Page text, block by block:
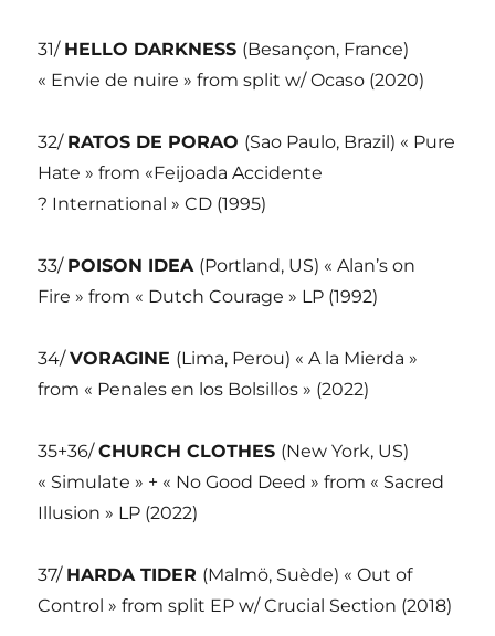
31/ HELLO DARKNESS (Besançon, France)
« Envie de nuire » from split w/ Ocaso (2020)
32/ RATOS DE PORAO (Sao Paulo, Brazil) « Pure
Hate » from «Feijoada Accidente
? International » CD (1995)
33/ POISON IDEA (Portland, US) « Alan’s on
Fire » from « Dutch Courage » LP (1992)
34/VORAGINE (Lima, Perou) « A la Mierda »
from « Penales en los Bolsillos » (2022)
35+36/CHURCH CLOTHES (New York, US)
« Simulate » + « No Good Deed » from « Sacred
Illusion » LP (2022)
37/ HARDA TIDER (Malmö, Suède) « Out of
Control » from split EP w/ Crucial Section (2018)